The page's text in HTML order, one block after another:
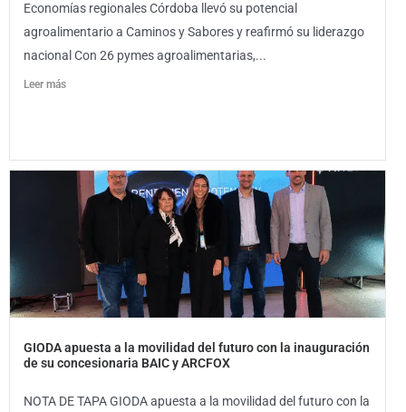
Economías regionales Córdoba llevó su potencial
agroalimentario a Caminos y Sabores y reafirmó su liderazgo
nacional Con 26 pymes agroalimentarias,...
Leer más
GIODA apuesta a la movilidad del futuro con la inauguración
de su concesionaria BAIC y ARCFOX
NOTA DE TAPA GIODA apuesta a la movilidad del futuro con la